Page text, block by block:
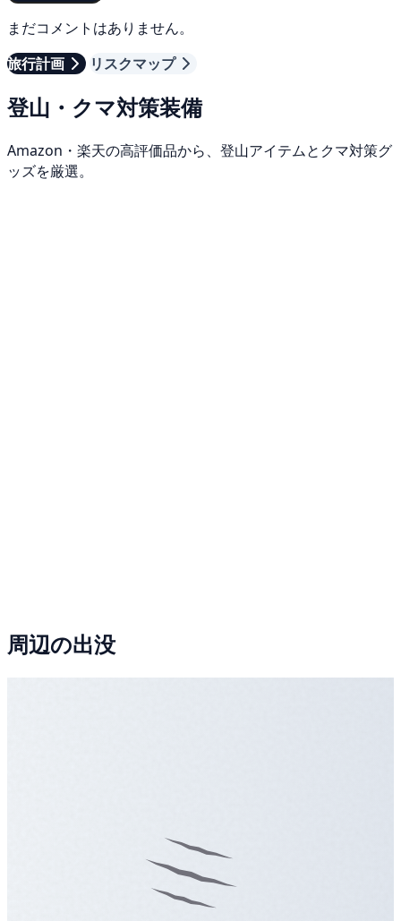
まだコメントはありません。
旅行計画
リスクマップ
登山・クマ対策装備
Amazon・楽天の高評価品から、登山アイテムとクマ対策グ
ッズを厳選。
周辺の出没